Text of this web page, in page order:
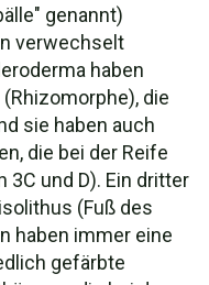
genannt)
verwechselt
haben
die
sie haben auch
die bei der Reife
und D). Ein dritter
(Fuß des
haben immer eine
gefärbte